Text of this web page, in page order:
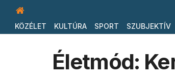
KÖZÉLET KULTÚRA SPORT SZUBJEKTÍV
Életmód: